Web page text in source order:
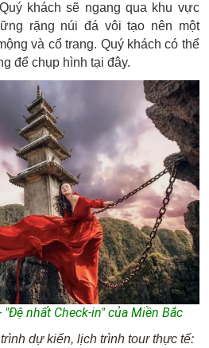
khách sẽ ngang qua khu vực
rặng núi đá vôi tạo nên một
và cổ trang. Quý khách có thể
để chụp hình tại đây.
nhất Check-in" của Miền Bắc
dự kiến, lịch trình tour thực tế: